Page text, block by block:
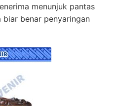
menunjuk pantas
benar penyaringan